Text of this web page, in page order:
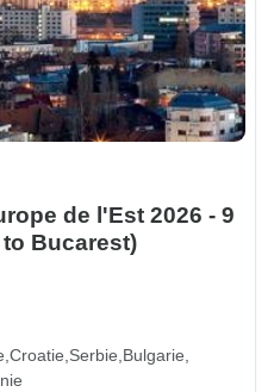
de l'Est 2026 - 9
Bucarest)
Croatie Serbie Bulgarie